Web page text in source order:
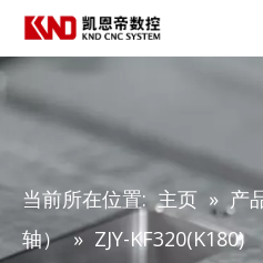
当前所在位置: 主页 » 产
轴） » ZJY-KF320(K180)